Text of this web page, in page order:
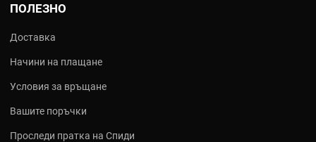
ПОЛЕЗНО
Доставка
Начини на плащане
Условия за връщане
Вашите поръчки
Проследи пратка на Спиди